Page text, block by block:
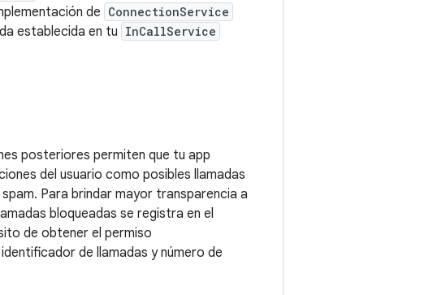
de ConnectionService
establecida en tu InCallService
posteriores permiten que tu app
del usuario como posibles llamadas
Para brindar mayor transparencia a
bloqueadas se registra en el
de obtener el permiso
de llamadas y número de